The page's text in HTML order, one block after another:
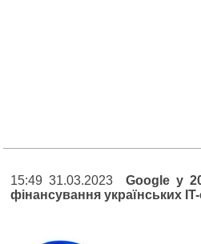
15:49 31.03.2023Google у
фінансування українських